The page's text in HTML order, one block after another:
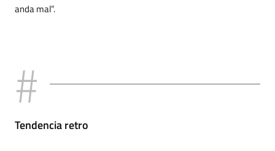
anda mal”.
Tendencia retro